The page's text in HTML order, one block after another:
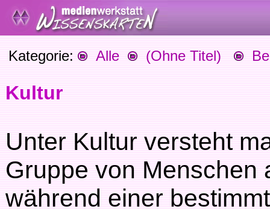
Kategorie: Alle (Ohne Titel)
Kultur
Unter Kultur versteht
Gruppe von Menschen
während einer